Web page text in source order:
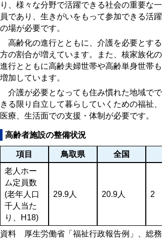
り、様々な分野で活躍できる社会の重要な一
員であり、生きがいをもって参加できる活躍
の場が必要です。
高齢化の進行とともに、介護を必要とする
方の割合が増えています。また、核家族化の
進行とともに高齢夫婦世帯や高齢単身世帯も
増加しています。
介護が必要となっても住み慣れた地域でで
きる限り自立して暮らしていくための福祉、
医療、生活面での支援・体制が必要です。
高齢者施設の整備状況
項目 鳥取県 全国
老人ホー
ム定員数
(老年人口
千人当た
り、H18)
29.9人 20.9人 2
資料 厚生労働省「福祉行政報告例」、総務